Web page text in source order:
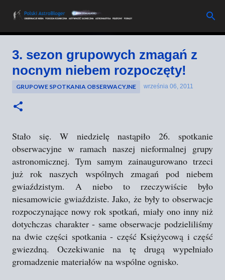
Przejdź do głównej zawartości
3. sezon grupowych zmagań z
nocnym niebem rozpoczęty!
GRUPOWE SPOTKANIA OBSERWACYJNE września 06, 2011
Stało się. W niedzielę nastąpiło 26. spotkanie
obserwacyjne w ramach naszej nieformalnej grupy
astronomicznej. Tym samym zainaugurowano trzeci
już rok naszych wspólnych zmagań pod niebem
gwiaździstym. A niebo to rzeczywiście było
niesamowicie gwiaździste. Jako, że były to obserwacje
rozpoczynające nowy rok spotkań, miały ono inny niż
dotychczas charakter - same obserwacje podzieliliśmy
na dwie części spotkania - część Księżycową i część
gwiezdną. Oczekiwanie na tę drugą wypełniało
gromadzenie materiałów na wspólne ognisko.